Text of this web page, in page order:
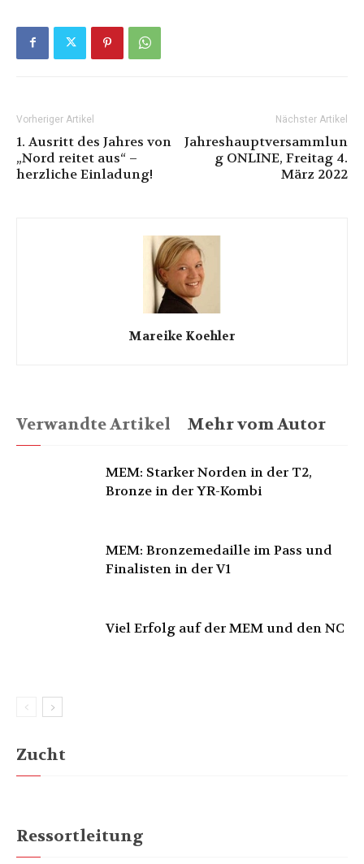
Vorheriger Artikel
1. Ausritt des Jahres von
„Nord reitet aus“ –
herzliche Einladung!
Nächster Artikel
Jahreshauptversammlun
g ONLINE, Freitag 4.
März 2022
Mareike Koehler
Verwandte Artikel Mehr vom Autor
MEM: Starker Norden in der T2,
Bronze in der YR-Kombi
MEM: Bronzemedaille im Pass und
Finalisten in der V1
Viel Erfolg auf der MEM und den NC
Zucht
Ressortleitung